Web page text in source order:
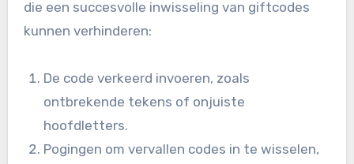
die een succesvolle inwisseling van giftcodes
kunnen verhinderen:
De code verkeerd invoeren, zoals
ontbrekende tekens of onjuiste
hoofdletters.
Pogingen om vervallen codes in te wisselen,